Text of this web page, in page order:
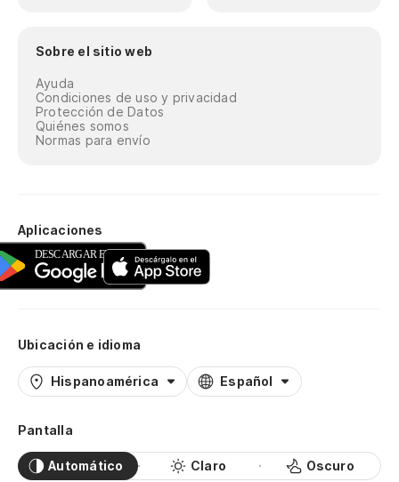
Sobre el sitio web
Ayuda
Condiciones de uso y privacidad
Protección de Datos
Quiénes somos
Normas para envío
Aplicaciones
Ubicación e idioma
Hispanoamérica Español
Pantalla
Automático Claro Oscuro